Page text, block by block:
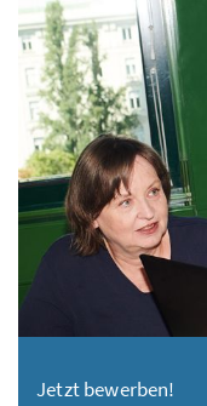
Jetzt bewerben!